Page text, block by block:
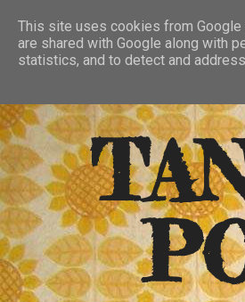
RSS FEED
This site uses cookies from
are shared with Google along with
statistics, and to detect and